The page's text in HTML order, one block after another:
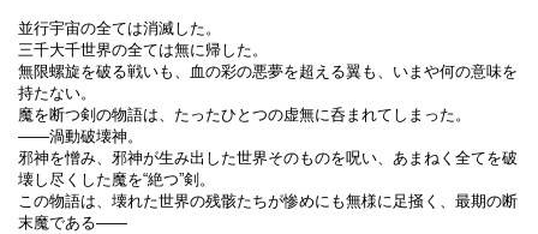
並行宇宙の全ては消滅した。
三千大千世界の全ては無に帰した。
無限螺旋を破る戦いも、血の彩の悪夢を超える翼も、いまや何の意味を
持たない。
魔を断つ剣の物語は、たったひとつの虚無に呑まれてしまった。
――渦動破壊神。
邪神を憎み、邪神が生み出した世界そのものを呪い、あまねく全てを破
壊し尽くした魔を“絶つ”剣。
この物語は、壊れた世界の残骸たちが惨めにも無様に足掻く、最期の断
末魔である――